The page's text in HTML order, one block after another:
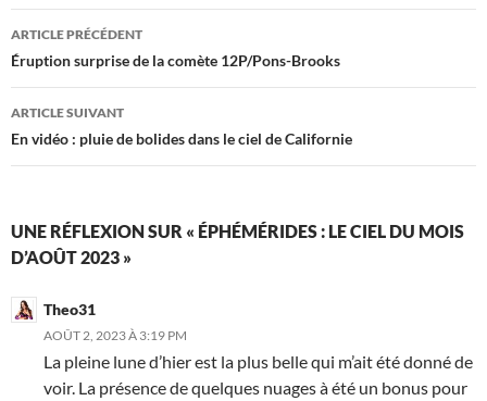
Navigation
des
articles
ARTICLE PRÉCÉDENT
Éruption surprise de la comète 12P/Pons-Brooks
ARTICLE SUIVANT
En vidéo : pluie de bolides dans le ciel de Californie
UNE RÉFLEXION SUR « ÉPHÉMÉRIDES : LE CIEL DU MOIS
D’AOÛT 2023 »
Theo31
AOÛT 2, 2023 À 3:19 PM
La pleine lune d’hier est la plus belle qui m’ait été donné de
voir. La présence de quelques nuages à été un bonus pour